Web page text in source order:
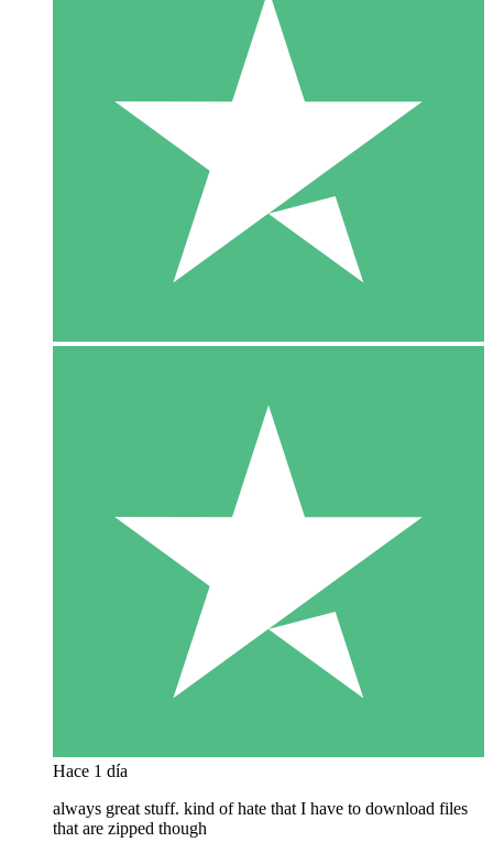
Hace 1 día
always great stuff. kind of hate that I have to download files
that are zipped though